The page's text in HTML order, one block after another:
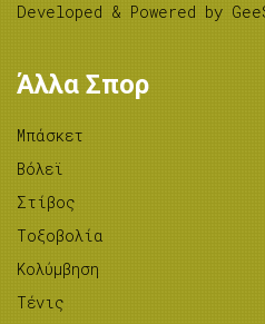
Developed & Powered by
Άλλα Σπορ
Μπάσκετ
Βόλεϊ
Στίβος
Tοξοβολία
Κολύμβηση
Τένις